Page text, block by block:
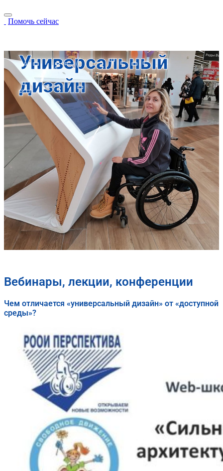
Помочь сейчас
Универсальный
дизайн
Вебинары, лекции, конференции
Чем отличается «универсальный дизайн» от «доступной
среды»?